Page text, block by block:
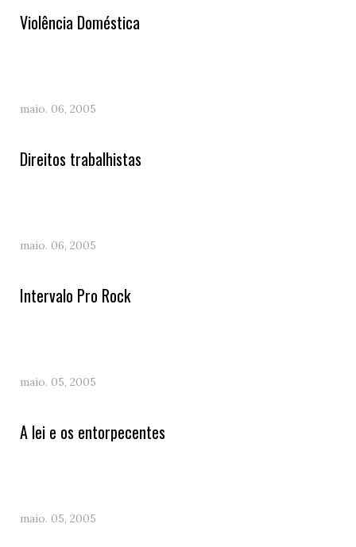
Violência Doméstica
maio. 06, 2005
Direitos trabalhistas
maio. 06, 2005
Intervalo Pro Rock
maio. 05, 2005
A lei e os entorpecentes
maio. 05, 2005